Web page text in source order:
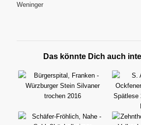
Weninger
Das könnte Dich auch